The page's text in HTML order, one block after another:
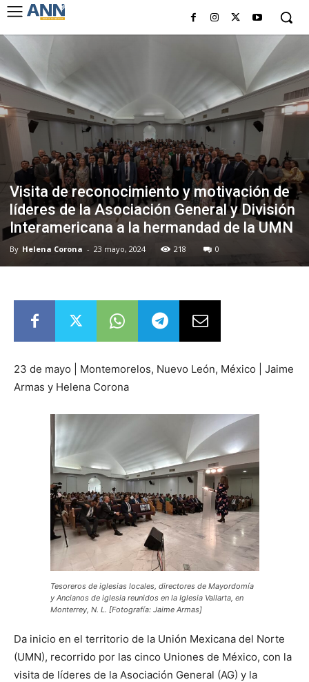
Visita de reconocimiento y motivación de
líderes de la Asociación General y División
Interamericana a la hermandad de la UMN
By Helena Corona - 23 mayo, 2024 218 0
23 de mayo | Montemorelos, Nuevo León, México | Jaime
Armas y Helena Corona
Tesoreros de iglesias locales, directores de Mayordomía
y Ancianos de iglesia reunidos en la Iglesia Vallarta, en
Monterrey, N. L. [Fotografía: Jaime Armas]
Da inicio en el territorio de la Unión Mexicana del Norte
(UMN), recorrido por las cinco Uniones de México, con la
visita de líderes de la Asociación General (AG) y la